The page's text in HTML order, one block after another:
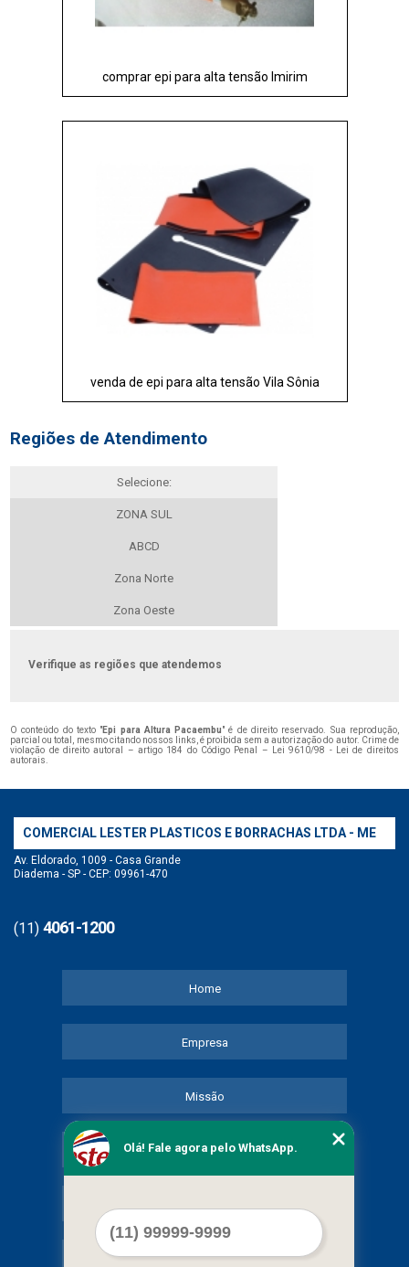
comprar epi para alta tensão Imirim
venda de epi para alta tensão Vila Sônia
Regiões de Atendimento
Selecione:
ZONA SUL
ABCD
Zona Norte
Zona Oeste
Verifique as regiões que atendemos
O conteúdo do texto "Epi para Altura Pacaembu" é de direito reservado. Sua reprodução,
parcial ou total, mesmo citando nossos links, é proibida sem a autorização do autor. Crime de
violação de direito autoral – artigo 184 do Código Penal –
Lei 9610/98 - Lei de direitos
autorais
COMERCIAL LESTER PLASTICOS E BORRACHAS LTDA - ME
Av. Eldorado, 1009 - Casa Grande
Diadema - SP - CEP: 09961-470
(11) 4061-1200
Home
Empresa
Missão
Serviços
Mapa do site
Olá! Fale agora pelo WhatsApp.